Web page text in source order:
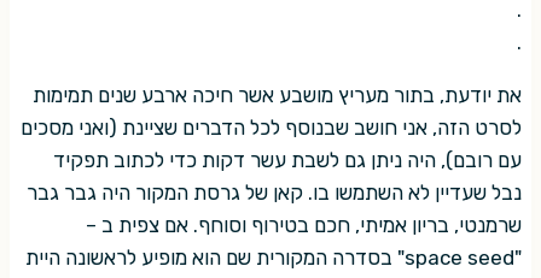
.
.
את יודעת, בתור מעריץ מושבע אשר חיכה ארבע שנים תמימות
לסרט הזה, אני חושב שבנוסף לכל הדברים שציינת (ואני מסכים
עם רובם), היה ניתן גם לשבת עשר דקות כדי לכתוב תפקיד
נבל שעדיין לא השתמשו בו. קאן של גרסת המקור היה גבר גבר
שרמנטי, בריון אמיתי, חכם בטירוף וסוחף. אם צפית ב –
"space seed" בסדרה המקורית שם הוא מופיע לראשונה היית